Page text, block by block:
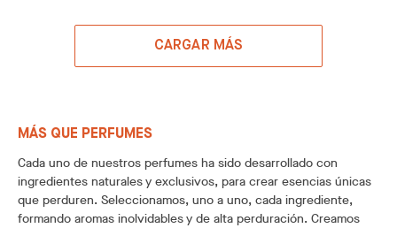
CARGAR MÁS
MÁS QUE PERFUMES
Cada uno de nuestros perfumes ha sido desarrollado con
ingredientes naturales y exclusivos, para crear esencias únicas
que perduren. Seleccionamos, uno a uno, cada ingrediente,
formando aromas inolvidables y de alta perduración. Creamos